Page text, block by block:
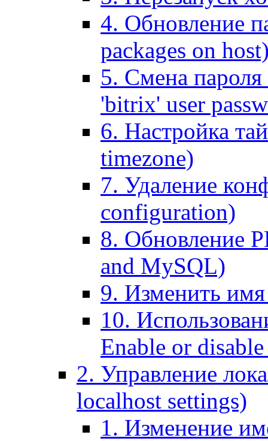
4. Обновление
packages on
5. Смена пароля
'bitrix' user
6. Настройка
timezone)
7. Удаление
configuration)
8. Обновление
and MySQL)
9. Изменить имя
10.
Enable or
2. Управление
localhost settings)
1. Изменение